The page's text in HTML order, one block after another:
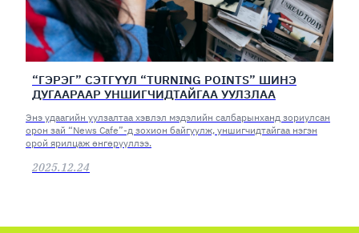
“ГЭРЭГ” СЭТГҮҮЛ “TURNING POINTS” ШИНЭ
ДУГААРААР УНШИГЧИДТАЙГАА УУЛЗЛАА
Энэ удаагийн уулзалтаа хэвлэл мэдэлийн салбарынханд зориулсан
орон зай “News Cafe”-д зохион байгуулж, уншигчидтайгаа нэгэн
орой ярилцаж өнгөрүүллээ.
2025.12.24